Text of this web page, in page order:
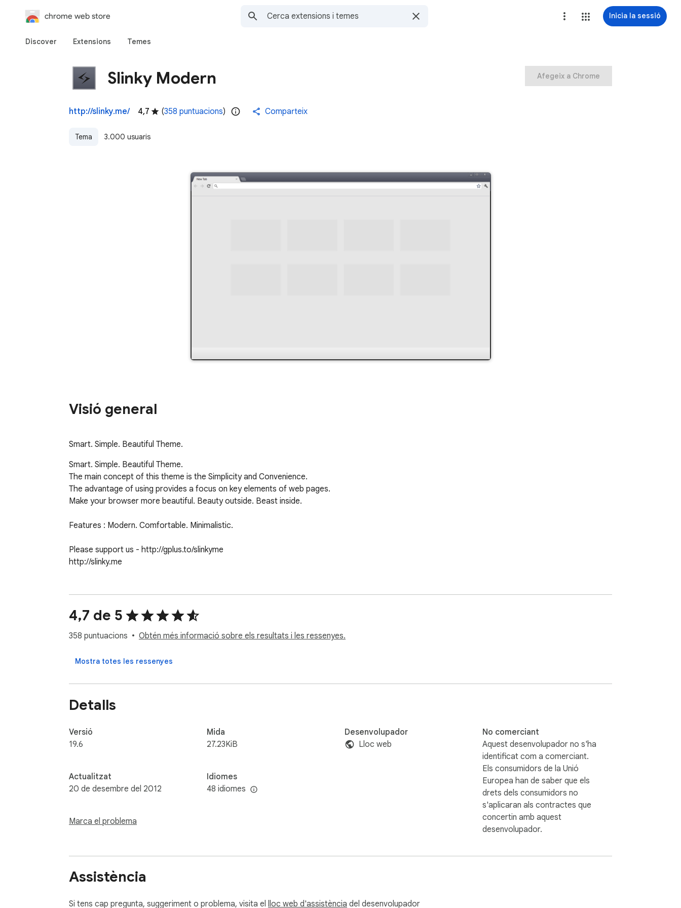
chrome web store Inicia la sessió
Discover Extensions Temes
Slinky Modern
http://slinky.me/ 4,7 (358 puntuacions) Comparteix
Tema 3.000 usuaris
Afegeix a Chrome
Visió general
Smart. Simple. Beautiful Theme.
Smart. Simple. Beautiful Theme.
The main concept of this theme is the Simplicity and Convenience.
The advantage of using provides a focus on key elements of web pages.
Make your browser more beautiful. Beauty outside. Beast inside.
Features : Modern. Comfortable. Minimalistic.
Please support us - http://gplus.to/slinkyme
http://slinky.me
4,7 de 5
358 puntuacions Obtén més informació sobre els resultats i les ressenyes.
Mostra totes les ressenyes
Detalls
Versió
19.6
Actualitzat
20 de desembre del 2012
Marca el problema
Mida
27.23KiB
Idiomes
48 idiomes
Desenvolupador
Lloc web
No comerciant
Aquest desenvolupador no s'ha
identificat com a comerciant.
Els consumidors de la Unió
Europea han de saber que els
drets dels consumidors no
s'aplicaran als contractes que
concertin amb aquest
desenvolupador.
Assistència
Si tens cap pregunta, suggeriment o problema, visita el lloc web d'assistència del desenvolupador